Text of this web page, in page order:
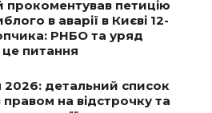
прокоментував петицію
в аварії в Києві 12-
РНБО та уряд
це питання
2026: детальний список
правом на відстрочку та